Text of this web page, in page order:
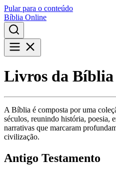
Pular para o conteúdo
Bíblia Online
Livros da Bíblia
A Bíblia é composta por uma
séculos, reunindo história, poesia,
narrativas que marcaram
civilização.
Antigo Testamento